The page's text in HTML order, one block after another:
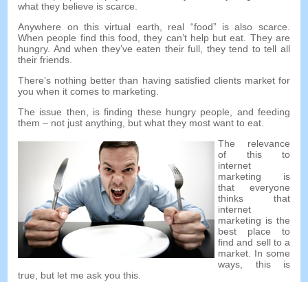
what they believe is scarce.
Anywhere on this virtual earth, real “food” is also scarce.
When people find this food,they can’t help but eat. They are
hungry. And when they’ve eaten their full, they tend to tell all
their friends.
There’s nothing better than having satisfied clients market for
you when it comes to marketing.
The issue then, is finding these hungry people, and feeding
them – not just anything, but what they most want to eat.
The relevance
of this to
internet
marketing is
that everyone
thinks that
internet
marketing is the
best place to
find and sell to a
market. In some
ways, this is
true, but let me ask you this.